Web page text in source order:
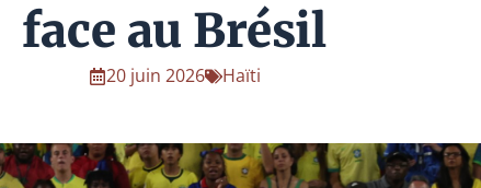
face au Brésil
20 juin 2026 Haïti